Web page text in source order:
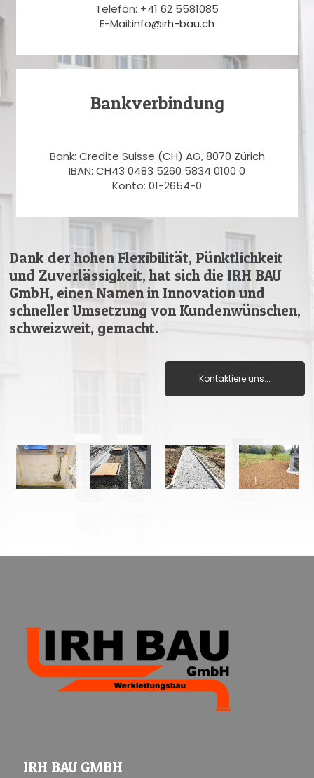
Telefon: +41 62 5581085
E-Mail:info@irh-bau.ch
Bankverbindung
Bank: Credite Suisse (CH) AG, 8070 Zürich
IBAN: CH43 0483 5260 5834 0100 0
Konto: 01-2654-0
Dank der hohen Flexibilität, Pünktlichkeit
und Zuverlässigkeit, hat sich die IRH BAU
GmbH, einen Namen in Innovation und
schneller Umsetzung von Kundenwünschen,
schweizweit, gemacht.
Kontaktiere uns...
IRH BAU GMBH